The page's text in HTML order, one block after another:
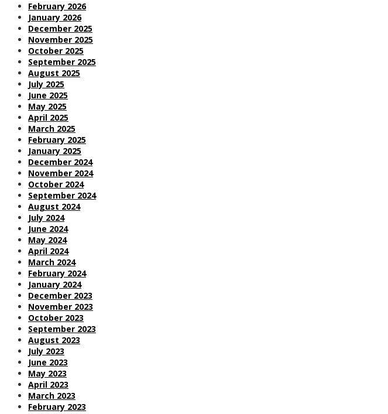
February 2026
January 2026
December 2025
November 2025
October 2025
September 2025
August 2025
July 2025
June 2025
May 2025
April 2025
March 2025
February 2025
January 2025
December 2024
November 2024
October 2024
September 2024
August 2024
July 2024
June 2024
May 2024
April 2024
March 2024
February 2024
January 2024
December 2023
November 2023
October 2023
September 2023
August 2023
July 2023
June 2023
May 2023
April 2023
March 2023
February 2023